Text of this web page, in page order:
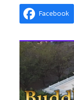
Facebook